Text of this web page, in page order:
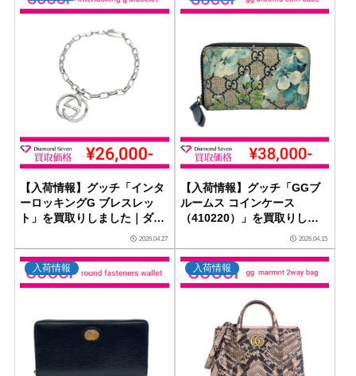
【入荷情報】グッチ「インタ
ーロッキングG ブレスレッ
ト」を買取りしました｜ダイ
2026.04.27
【入荷情報】グッチ「GGブ
ルームス コインケース
（410220）」を買取りしま
した｜ダイヤモンドセブン2026.04.15
入荷情報 入荷情報